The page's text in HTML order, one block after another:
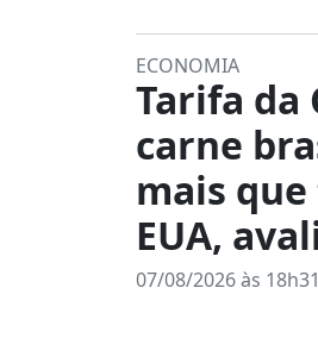
ECONOMIA
Tarifa da
carne
mais
EUA,
07/08/2026 às 18h31